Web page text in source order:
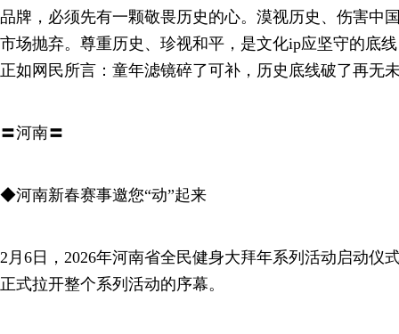
品牌，必须先有一颗敬畏历史的心。漠视历史、伤害中
市场抛弃。尊重历史、珍视和平，是文化ip应坚守的底
正如网民所言：童年滤镜碎了可补，历史底线破了再无
〓河南〓
◆河南新春赛事邀您“动”起来
2月6日，2026年河南省全民健身大拜年系列活动启动仪
正式拉开整个系列活动的序幕。